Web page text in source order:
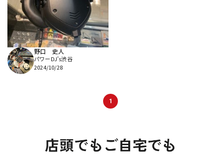
野口 史人
パワーDJ's渋谷
2024/10/28
1